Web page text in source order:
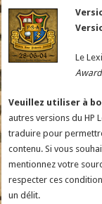
Le
Award
Veuillez utiliser à
autres versions du HP
traduire pour
contenu. Si vous
mentionnez votre
respecter ces
un délit.